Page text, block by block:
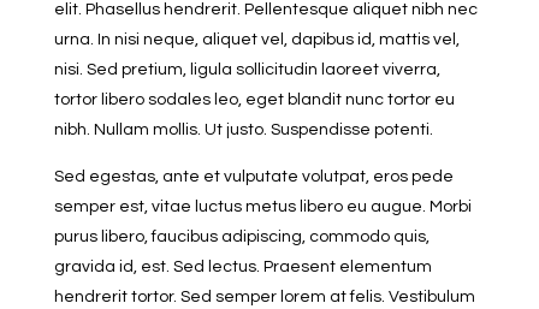
elit. Phasellus hendrerit. Pellentesque aliquet nibh nec
urna. In nisi neque, aliquet vel, dapibus id, mattis vel,
nisi. Sed pretium, ligula sollicitudin laoreet viverra,
tortor libero sodales leo, eget blandit nunc tortor eu
nibh. Nullam mollis. Ut justo. Suspendisse potenti.
Sed egestas, ante et vulputate volutpat, eros pede
semper est, vitae luctus metus libero eu augue. Morbi
purus libero, faucibus adipiscing, commodo quis,
gravida id, est. Sed lectus. Praesent elementum
hendrerit tortor. Sed semper lorem at felis. Vestibulum